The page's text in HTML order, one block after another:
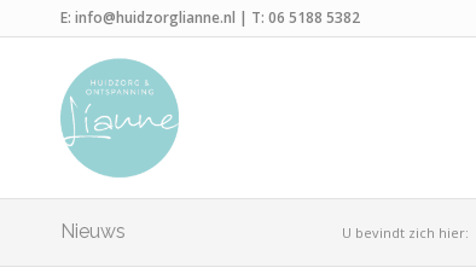
E: info@huidzorglianne.nl | T: 06 5188 5382
Nieuws U bevindt zich hier: